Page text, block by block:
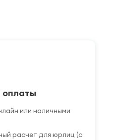
или наличными
расчет для юрлиц (с